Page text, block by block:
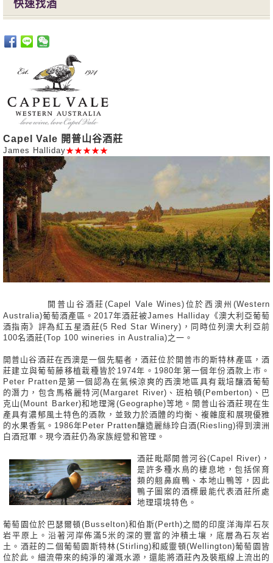
快速找酒
Capel Vale 開普山谷酒莊
James Halliday★★★★★
開普山谷酒莊(Capel Vale Wines)位於西澳州(Western
Australia)葡萄酒產區。2017年酒莊被James Halliday《澳大利亞葡萄
酒指南》評為紅五星酒莊(5 Red Star Winery)，同時位列澳大利亞前
100名酒莊(Top 100 wineries in Australia)之一。
開普山谷酒莊在西澳是一個先驅者，酒莊位於開普市的斯特林產區，酒
莊建立與葡萄藤移植栽種皆於1974年。1980年第一個年份酒款上市。
Peter Pratten是第一個認為在氣候涼爽的西澳地區具有栽培釀酒葡萄
的潛力，包含馬格麗特河(Margaret River)、班柏頓(Pemberton)、巴
克山(Mount Barker)和地理灣(Geographe)等地。開普山谷酒莊現在生
產具有濃郁風土特色的酒款，並致力於酒體的均衡、複雜度和展現優雅
的水果香氣。1986年Peter Pratten釀造麗絲玲白酒(Riesling)得到澳洲
白酒冠軍。現今酒莊仍為家族經營和管理。
酒莊毗鄰開普河谷(Capel River)，
是許多種水鳥的棲息地，包括保育
類的翹鼻麻鴨、本地山鴨等，因此
鴨子圖案的酒標最能代表酒莊所處
地理環境特色。
葡萄園位於巴瑟爾頓(Busselton)和伯斯(Perth)之間的印度洋海岸石灰
岩平原上。沿著河岸佈滿5米的深的豐富的沖積土壤，底層為石灰岩
土。酒莊的二個葡萄園斯特林(Stirling)和威靈頓(Wellington)葡萄園皆
位於此。細流帶來的純淨的灌溉水源，還能將酒莊內及裝瓶線上流出的